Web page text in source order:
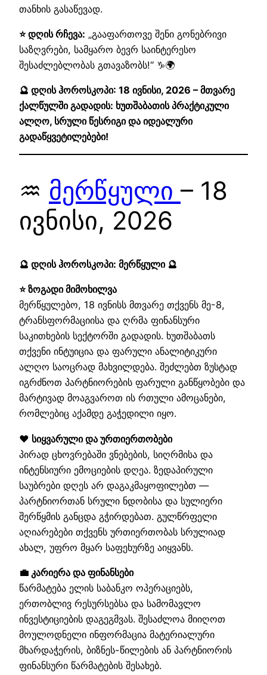
თანხის გასაწევად.
⭐ დღის რჩევა: „გააფართოვე შენი გონებრივი
საზღვრები, სამყარო ბევრ საინტერესო
შესაძლებლობას გთავაზობს!“ ♑🌍
🔮 დღის ჰოროსკოპი: 18 ივნისი, 2026 – მთვარე
ქალწულში გადადის: ხუთშაბათის პრაქტიკული
ალღო, სრული წესრიგი და იდეალური
გადაწყვეტილებები!
♒ მერწყული – 18
ივნისი, 2026
🔮 დღის ჰოროსკოპი: მერწყული 🔮
⭐ ზოგადი მიმოხილვა
მერწყულებო, 18 ივნისს მთვარე თქვენს მე-8,
ტრანსფორმაციისა და ღრმა ფინანსური
საკითხების სექტორში გადადის. ხუთშაბათს
თქვენი ინტუიცია და ფარული ანალიტიკური
ალღო საოცრად მახვილდება. შეძლებთ ზუსტად
იგრძნოთ პარტნიორების ფარული განწყობები და
მარტივად მოაგვაროთ ის რთული ამოცანები,
რომლებიც აქამდე გაჭედილი იყო.
❤️ სიყვარული და ურთიერთობები
პირად ცხოვრებაში ვნებების, სიღრმისა და
ინტენსიური ემოციების დღეა. ზედაპირული
საუბრები დღეს არ დაგაკმაყოფილებთ —
პარტნიორთან სრული ნდობისა და სულიერი
შერწყმის განცდა გჭირდებათ. გულწრფელი
აღიარებები თქვენს ურთიერთობას სრულიად
ახალ, უფრო მყარ საფეხურზე აიყვანს.
💼 კარიერა და ფინანსები
წარმატება ელის საბანკო ოპერაციებს,
ერთობლივ რესურსებსა და სამომავლო
ინვესტიციების დაგეგმვას. შესაძლოა მიიღოთ
მოულოდნელი ინფორმაცია მატერიალური
მხარდაჭერის, ბიზნეს-წილების ან პარტნიორის
ფინანსური წარმატების შესახებ.